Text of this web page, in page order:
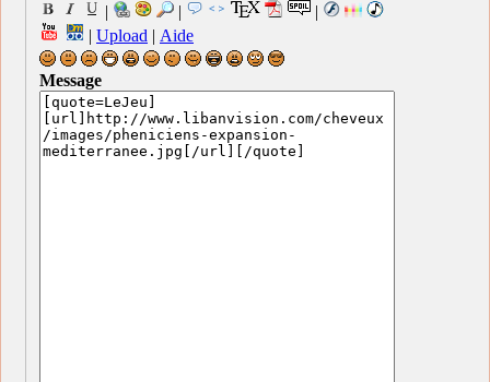
| |
|
| Upload | Aide
Message